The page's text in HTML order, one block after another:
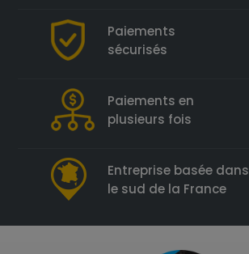
Paiements
sécurisés
Paiements en
plusieurs fois
Entreprise basée dans
le sud de la France